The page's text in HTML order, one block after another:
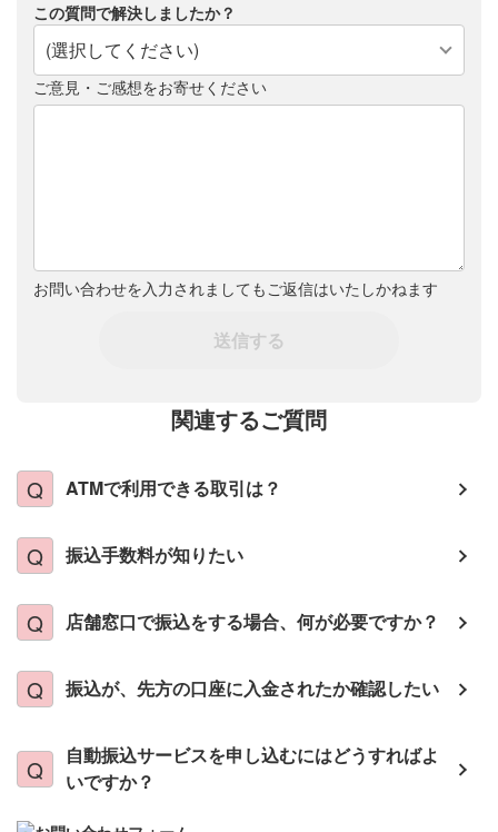
この質問で解決しましたか？
(選択してください)
ご意見・ご感想をお寄せください
お問い合わせを入力されましてもご返信はいたしかねます
送信する
関連するご質問
ATMで利用できる取引は？
振込手数料が知りたい
店舗窓口で振込をする場合、何が必要ですか？
振込が、先方の口座に入金されたか確認したい
自動振込サービスを申し込むにはどうすればよ
いですか？